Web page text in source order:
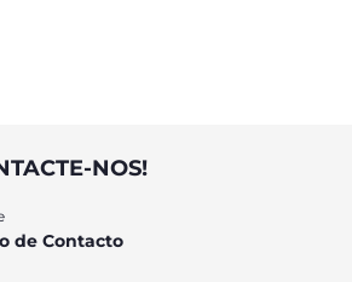
NOS!
de Contacto